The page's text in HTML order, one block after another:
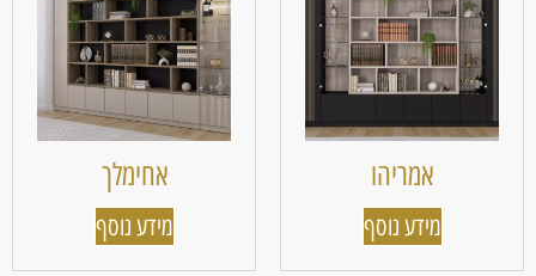
אמריהו
מידע נוסף
אחימלך
מידע נוסף